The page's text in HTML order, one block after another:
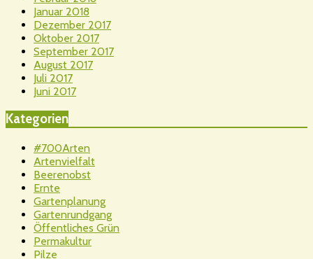
Januar 2018
Dezember 2017
Oktober 2017
September 2017
August 2017
Juli 2017
Juni 2017
Kategorien
#700Arten
Artenvielfalt
Beerenobst
Ernte
Gartenplanung
Gartenrundgang
Öffentliches Grün
Permakultur
Pilze